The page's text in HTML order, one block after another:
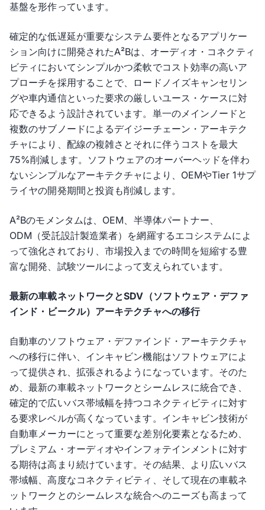
基盤を形作っています。
確定的な低遅延が重要なシステム要件となるアプリケー
ション向けに開発されたA²Bは、オーディオ・コネクティ
ビティにおいてシンプルかつ柔軟でコスト効率の高いア
プローチを採用することで、ロードノイズキャンセリン
グや車内通信といった要求の厳しいユース・ケースに対
応できるよう設計されています。単一のメインノードと
複数のサブノードによるデイジーチェーン・アーキテク
チャにより、配線の複雑さとそれに伴うコストを最大
75%削減します。ソフトウェアのオーバーヘッドを伴わ
ないシンプルなアーキテクチャにより、OEMやTier 1サプ
ライヤの開発期間と投資も削減します。
A²Bのモメンタムは、OEM、半導体パートナー、
ODM（受託設計製造業者）を網羅するエコシステムによ
って強化されており、市場投入までの時間を短縮する豊
富な開発、試験ツールによって支えられています。
最新の車載ネットワークとSDV（ソフトウェア・デファ
インド・ビークル）アーキテクチャへの移行
自動車のソフトウェア・デファインド・アーキテクチャ
への移行に伴い、インキャビン機能はソフトウェアによ
って提供され、拡張されるようになっています。そのた
め、最新の車載ネットワークとシームレスに統合でき、
確定的で広いバス帯域幅を持つコネクティビティに対す
る要求レベルが高くなっています。インキャビン技術が
自動車メーカーにとって重要な差別化要素となるため、
プレミアム・オーディオやインフォテインメントに対す
る期待は高まり続けています。その結果、より広いバス
帯域幅、高度なコネクティビティ、そして現在の車載ネ
ットワークとのシームレスな統合へのニーズも高まって